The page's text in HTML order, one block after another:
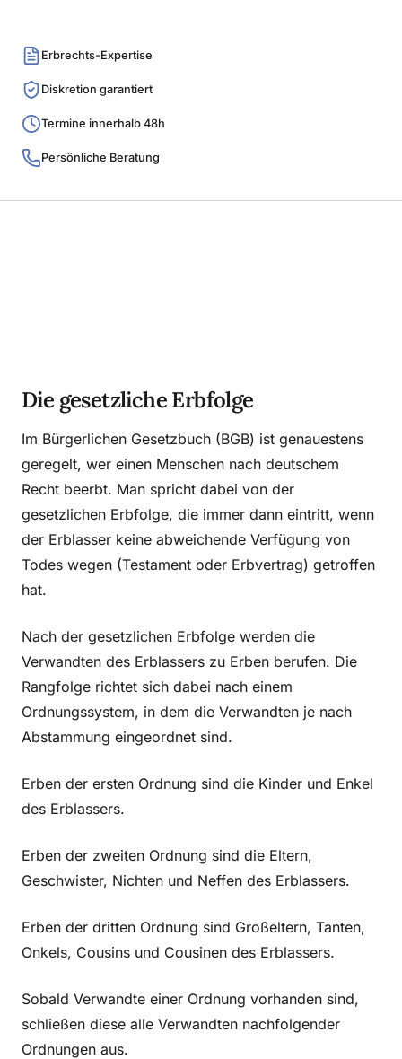
Erbrechts-Expertise
Diskretion garantiert
Termine innerhalb 48h
Persönliche Beratung
Die gesetzliche Erbfolge
Im Bürgerlichen Gesetzbuch (BGB) ist genauestens
geregelt, wer einen Menschen nach deutschem
Recht beerbt. Man spricht dabei von der
gesetzlichen Erbfolge, die immer dann eintritt, wenn
der Erblasser keine abweichende Verfügung von
Todes wegen (Testament oder Erbvertrag) getroffen
hat.
Nach der gesetzlichen Erbfolge werden die
Verwandten des Erblassers zu Erben berufen. Die
Rangfolge richtet sich dabei nach einem
Ordnungssystem, in dem die Verwandten je nach
Abstammung eingeordnet sind.
Erben der ersten Ordnung sind die Kinder und Enkel
des Erblassers.
Erben der zweiten Ordnung sind die Eltern,
Geschwister, Nichten und Neffen des Erblassers.
Erben der dritten Ordnung sind Großeltern, Tanten,
Onkels, Cousins und Cousinen des Erblassers.
Sobald Verwandte einer Ordnung vorhanden sind,
schließen diese alle Verwandten nachfolgender
Ordnungen aus.